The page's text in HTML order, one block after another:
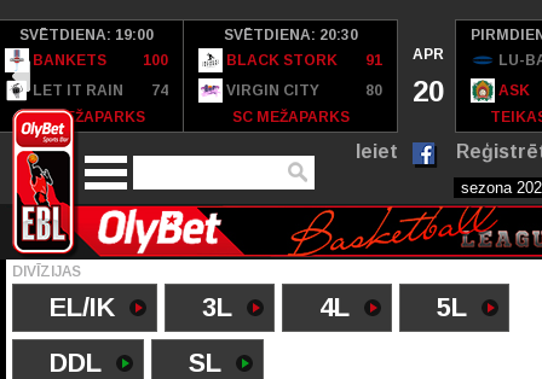
SVĒTDIENA: 19:00
BANKETS
100
LET IT RAIN
74
SC MEŽAPARKS
SVĒTDIENA: 20:30
BLACK STORK
91
VIRGIN CITY
80
SC MEŽAPARKS
APR
20
LU-
ASK
Ieiet
DIVĪZIJAS
EL/IK 3L 4L
5L
DDL
SL